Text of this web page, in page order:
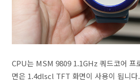
CPU는 MSM 9809 1.1GHz 쿼드코어 프
면은 1.4dlscl TFT 화면이 사용이 됩니